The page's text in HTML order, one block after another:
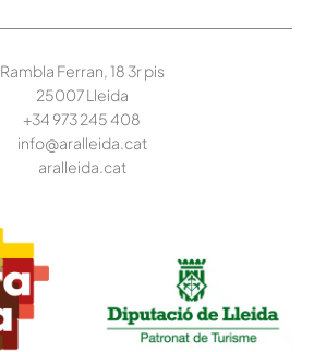
Rambla Ferran, 18 3r pis
25007 Lleida
+34 973 245408
info@aralleida.cat
aralleida.cat